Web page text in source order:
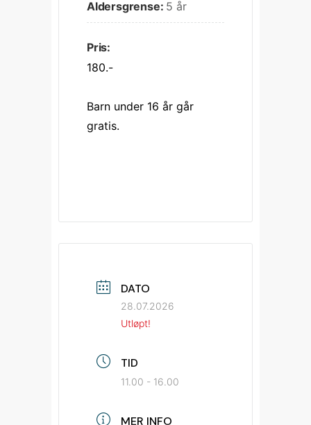
Aldersgrense: 5 år
Pris:
180.-
Barn under 16 år går
gratis.
DATO
28.07.2026
Utløpt!
TID
11.00 - 16.00
MER INFO